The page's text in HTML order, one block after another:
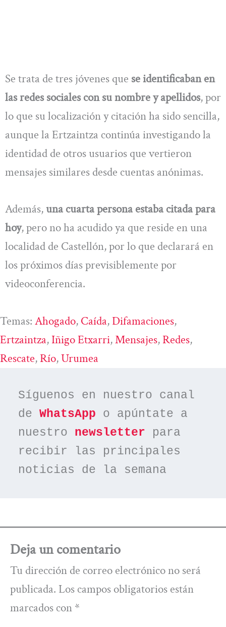
Se trata de tres jóvenes que se identificaban en
las redes sociales con su nombre y apellidos, por
lo que su localización y citación ha sido sencilla,
aunque la Ertzaintza continúa investigando la
identidad de otros usuarios que vertieron
mensajes similares desde cuentas anónimas.
Además,una cuarta persona estaba citada para
hoy, pero no ha acudido ya que reside en una
localidad de Castellón, por lo que declarará en
los próximos días previsiblemente por
videoconferencia.
Temas: Ahogado, Caída, Difamaciones
Ertzaintza, Iñigo Etxarri, Mensajes, Redes
Rescate, Río, Urumea
Síguenos en nuestro canal
de WhatsApp o apúntate a
nuestro newsletter para
recibir las principales
noticias de la semana
Deja un comentario
Tu dirección de correo electrónico no será
publicada. Los campos obligatorios están
marcados con *